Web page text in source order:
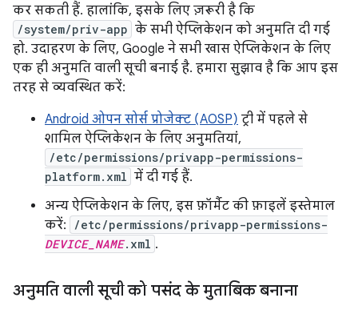
कर सकती हैं. हालांकि, इसके लिए ज़रूरी है कि
/system/priv-app के सभी ऐप्लिकेशन को अनुमति दी गई
हो. उदाहरण के लिए, Google ने सभी खास ऐप्लिकेशन के लिए
एक ही अनुमति वाली सूची बनाई है. हमारा सुझाव है कि आप इस
तरह से व्यवस्थित करें:
Android ओपन सोर्स प्रोजेक्ट (AOSP) ट्री में पहले से
शामिल ऐप्लिकेशन के लिए अनुमतियां,
/etc/permissions/privapp-permissions-
platform.xml में दी गई हैं.
अन्य ऐप्लिकेशन के लिए, इस फ़ॉर्मैट की फ़ाइलें इस्तेमाल
करें:
/etc/permissions/privapp-permissions-
DEVICE_NAME.xml .
अनुमति वाली सूची को पसंद के मुताबिक बनाना